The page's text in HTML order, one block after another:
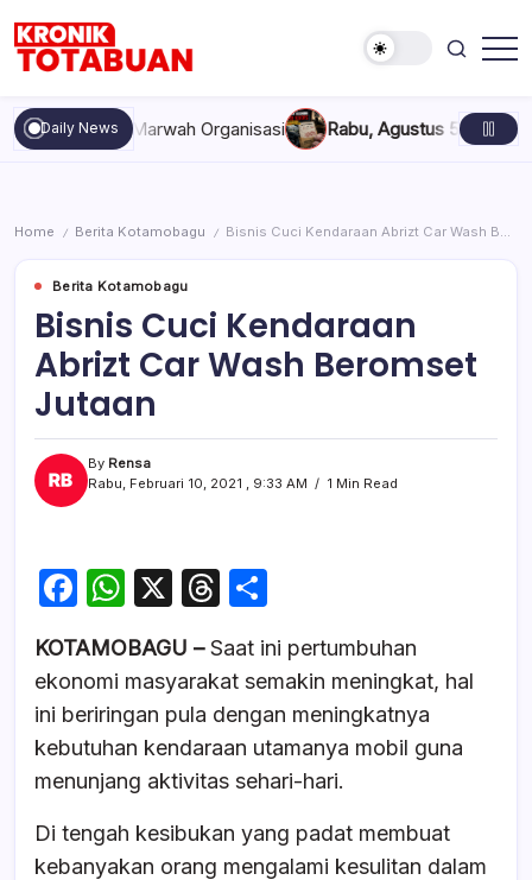
content
Totabuan
hari
ini
Kronik
Daily News
dan Marwah Organisasi Rabu, Agustus 5, 2026 , 11:44
Home / Berita Kotamobagu / Bisnis Cuci Kendaraan Abrizt Car Wash Beromset Jutaan
Berita Kotamobagu
Bisnis Cuci Kendaraan
Abrizt Car Wash Beromset
Jutaan
By Rensa
Rabu, Februari 10, 2021 , 9:33 AM
1 Min Read
F
c
e
b
o
k
W
at
s
A
p
p
X
T
e
a
d
s
ar
e
KOTAMOBAGU –Saat ini pertumbuhan
ekonomi masyarakat semakin meningkat, hal
ini beriringan pula dengan meningkatnya
kebutuhan kendaraan utamanya mobil guna
menunjang aktivitas sehari-hari.
Di tengah kesibukan yang padat membuat
kebanyakan orang mengalami kesulitan dalam